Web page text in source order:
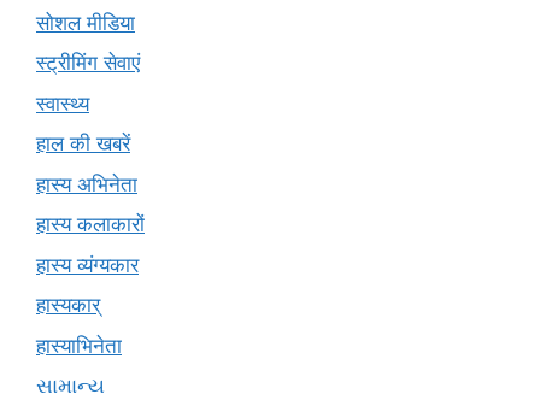
सोशल मीडिया
स्ट्रीमिंग सेवाएं
स्वास्थ्य
हाल की खबरें
हास्य अभिनेता
हास्य कलाकारों
हास्य व्यंग्यकार
हास्यकार्
हास्याभिनेता
સામાન્ય